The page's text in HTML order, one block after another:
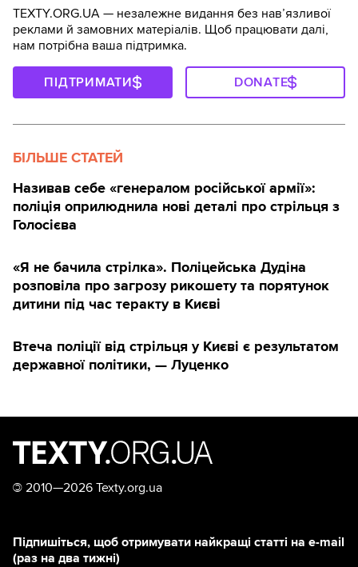
TEXTY.ORG.UA — незалежне видання без навʼязливої
реклами й замовних матеріалів. Щоб працювати далі,
нам потрібна ваша підтримка.
ПІДТРИМАТИ DONATE
БІЛЬШЕ СТАТЕЙ
Називав себе «генералом російської армії»:
поліція оприлюднила нові деталі про стрільця з
Голосієва
«Я не бачила стрілка». Поліцейська Дудіна
розповіла про загрозу рикошету та порятунок
дитини під час теракту в Києві
Втеча поліції від стрільця у Києві є результатом
державної політики, — Луценко
© 2010—2026 Texty.org.ua
Підпишіться, щоб отримувати найкращі статті на e-mail
(раз на два тижні)